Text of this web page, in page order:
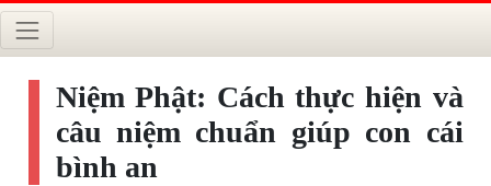
Niệm Phật: Cách thực hiện và
câu niệm chuẩn giúp con cái
bình an